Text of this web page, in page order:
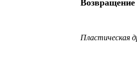
Пластическая